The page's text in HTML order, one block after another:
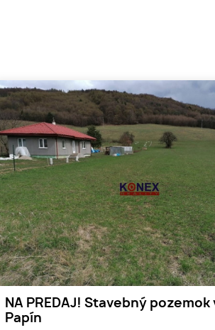
NA PREDAJ! Stavebný pozemok
Papín